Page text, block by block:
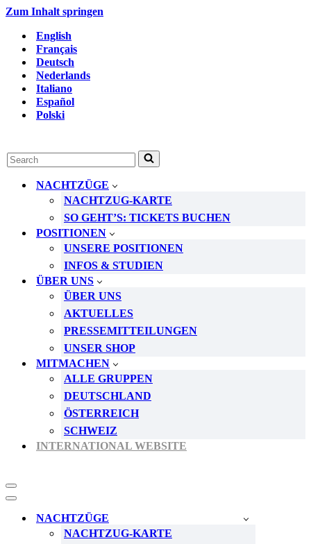
Zum Inhalt springen
English
Français
Deutsch
Nederlands
Italiano
Español
Polski
Suchen
nach …
NACHTZÜGE
NACHTZUG-KARTE
SO GEHT’S: TICKETS BUCHEN
POSITIONEN
UNSERE POSITIONEN
INFOS & STUDIEN
ÜBER UNS
ÜBER UNS
AKTUELLES
PRESSEMITTEILUNGEN
UNSER SHOP
MITMACHEN
ALLE GRUPPEN
DEUTSCHLAND
ÖSTERREICH
SCHWEIZ
INTERNATIONAL WEBSITE
Navigationsmenü
Navigationsmenü
NACHTZÜGE
NACHTZUG-KARTE